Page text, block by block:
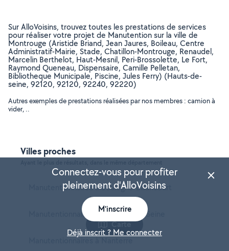
Sur AlloVoisins, trouvez toutes les prestations de services
pour réaliser votre projet de Manutention sur la ville de
Montrouge (Aristide Briand, Jean Jaures, Boileau, Centre
Administratif-Mairie, Stade, Chatillon-Montrouge, Renaudel,
Marcelin Berthelot, Haut-Mesnil, Peri-Brossolette, Le Fort,
Raymond Queneau, Dispensaire, Camille Pelletan,
Bibliotheque Municipale, Piscine, Jules Ferry) (Hauts-de-
seine, 92120, 92120, 92240, 92220)
Autres exemples de prestations réalisées par nos membres : camion à
vider, ..
Villes proches
Manutentionnaires à Boulogne-Billancourt
Manutentionnaires à Asnières-sur-Seine
Manutentionnaires à Nanterre
Carte
Connectez-vous pour profiter
pleinement d'AlloVoisins
M'inscrire
Déjà inscrit ? Me connecter